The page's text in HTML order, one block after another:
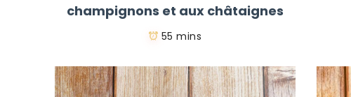
champignons et aux châtaignes
55 mins